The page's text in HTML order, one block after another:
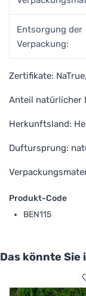
Entsorgung der
Verpackung:
Zertifikate:
Anteil natürlicher
Herkunftsland:
Duftursprung:
Produkt-Code
BEN115
Das könnte